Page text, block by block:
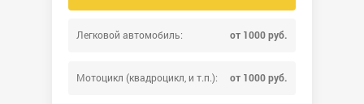
Легковой автомобиль: от 1000 руб.
Мотоцикл (квадроцикл, и т.п.): от 1000 руб.